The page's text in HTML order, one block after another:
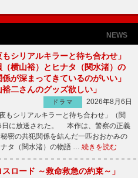
NEWS
もシリアルキラーと待ち合わせ」
（横山裕）とヒナタ（関水渚）の
が深まってきているのがいい」
裕二さんのグッズ欲しい」
ドラマ
2026年8月6日
もシリアルキラーと待ち合わせ」（関
日に放送された。 本作は、警察の正義
密の共犯関係を結んだ一匹おおかみの
タ（関水渚）の物語 … 続きを読む
スロード ～救命救急の約束～」